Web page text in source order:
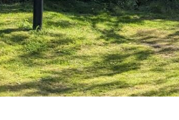
Y-tunnus: